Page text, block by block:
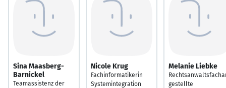
Sina Maasberg-
Barnickel
Teamassistenz der
Nicole Krug
Fachinformatikerin
Systemintegration
Melanie Liebke
gestellte